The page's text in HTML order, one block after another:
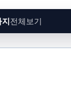
전체보기